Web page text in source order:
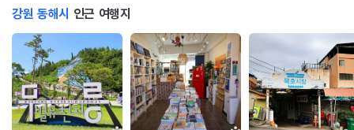
강원 동해시 인근 여행지